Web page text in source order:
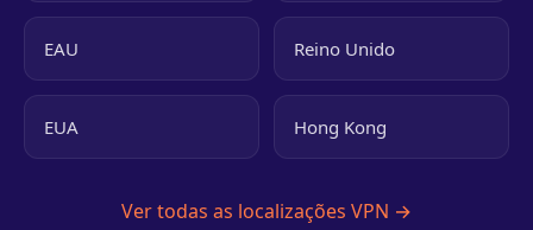
EAU Reino Unido
EUA Hong Kong
Ver todas as localizações VPN →